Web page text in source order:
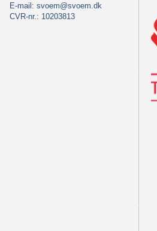
E-mail: svoem@svoem.dk
CVR-nr.: 10203813